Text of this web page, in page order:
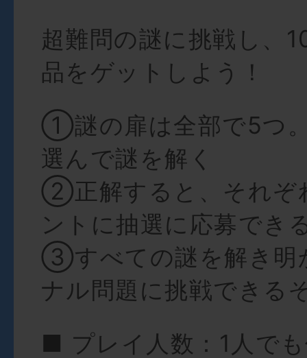
超難問の謎に挑戦し、
品をゲットしよう！
①謎の扉は全部で5つ
選んで謎を解く
②正解すると、それぞ
ントに抽選に応募でき
③すべての謎を解き明
ナル問題に挑戦できる
■ プレイ人数：1人で